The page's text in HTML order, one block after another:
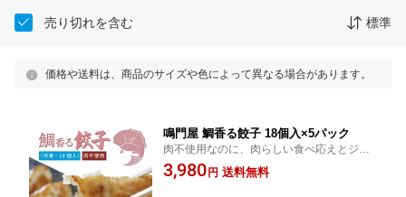
売り切れを含む 標準
価格や送料は、商品のサイズや色によって異なる場合があります。
鳴門屋 鯛香る餃子 18個入×5パック
肉不使用なのに、肉らしい食べ応えとジュ
ーシーさを実現！
3,980 円 送料無料